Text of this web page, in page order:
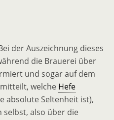
der Auszeichnung dieses
die Brauerei über
und sogar auf dem
welche Hefe
absolute Seltenheit ist),
also über die